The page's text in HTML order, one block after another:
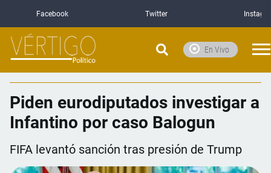
Facebook Twitter
En Vivo
Piden eurodiputados investigar a
Infantino por caso Balogun
FIFA levantó sanción tras presión de Trump